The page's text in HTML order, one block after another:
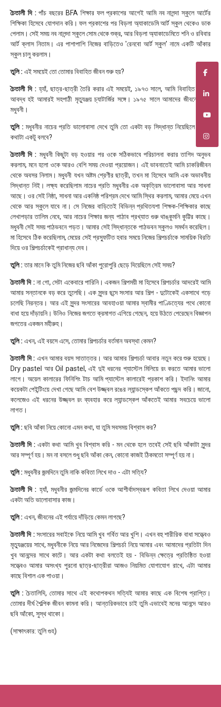
চৈতালী দি : পাঁচ বছরের BFA শিক্ষার ফল প্রকাশের আগেই আমি নব নালন্দা স্কুলে আর্টের
শিক্ষিকা হিসেবে যোগদান করি। ফল প্রকাশের পর বিড়লা অ্যাকাডেমি আর্ট স্কুল থেকেও ডাক
পেলাম। সেই সময় নব নালন্দা স্কুলে সোম থেকে শুক্র, আর বিড়লা অ্যাকাডেমিতে শনি ও রবিবার
আর্ট ক্লাস নিতাম। এর পাশাপাশি নিজের বাড়িতেও 'রেনবো আর্ট স্কুল' নামে একটি আঁকার
স্কুল চালু করলাম।
তুলি : এই সময়েই তো তোমার বিবাহিত জীবন শুরু হয়?
চৈতালী দি : হ্যাঁ, ছাত্র-ছাত্রী তৈরি করার এই সময়েই, ১৯৭৩ সালে, আমি বিবাহিত জীবনে
আবদ্ধ হই আমারই সহপাঠী মৃত্যুঞ্জয় চ্যাটার্জির সঙ্গে। ১৯৭৫ সালে আমাদের জীবনে আসে
মধুবনী।
তুলি : মধুবনীর নাচের প্রতি ভালোবাসা দেখে তুমি তো একটা বড় সিদ্ধান্ত নিয়েছিলে। সেই
কথাটা একটু বলবে?
চৈতালী দি : মধুবনী কিছুটা বড় হওয়ার পর ওকে সঠিকভাবে পরিচালনা করার তাগিদ অনুভব
করলাম, মনে হলো ওকে আরও বেশি সময় দেওয়া প্রয়োজন। এই ভাবনাতেই আমি চাকরিজীবন
থেকে অবসর নিলাম। মধুবনী যখন অষ্টম শ্রেণীর ছাত্রী, তখন মা হিসেবে আমি এক অভাবনীয়
সিদ্ধান্ত নিই। লক্ষ্য করেছিলাম নাচের প্রতি মধুবনীর এক অকৃত্রিম ভালোবাসা আর সাধনা
আছে। ওর সেই নিষ্ঠা, সাধনা আর একনিষ্ঠ পরিশ্রম দেখে আমি স্থির করলাম, আমার মেয়ে এখন
থেকে আর স্কুলে যাবে না। সে নিজের বাড়িতেই বিভিন্ন প্রথিতযশা শিক্ষক-শিক্ষিকার কাছে
লেখাপড়ার তালিম নেবে, আর নাচের শিক্ষার জন্য পাঠাব প্রখ্যাত গুরু থাঙ্কুমনি কুট্টির কাছে।
মধুবনী সেই সময় পাঠভবনে পড়ত। আমার সেই সিদ্ধান্তকে পাঠভবন স্কুলও সমর্থন করেছিল।
মা হিসেবে ঠিক করেছিলাম, মেয়ের সেই প্রস্ফুটিত হবার সময়ে নিজের শিল্পচর্চাকে সাময়িক বিরতি
দিয়ে ওর শিল্পচর্চাকেই প্রাধান্য দেব।
তুলি :তার মানে কি তুমি নিজের ছবি আঁকা পুরোপুরি ছেড়ে দিয়েছিলে সেই সময়?
চৈতালী দি : না গো, সেটা একেবারে পারিনি। একজন শিল্পময়ী মা হিসেবে শিল্পচর্চার আদরেই আমি
আমার সন্তানকে বড় করে তুলেছি। এক সুন্দর ছন্দে সংসার আর শিল্প - দুটোকেই একসাথে গড়ে
চলেছি নিরন্তর। আর এই সুন্দর সংসারের আবহাওয়া আমার স্বামীর পাণ্ডিত্যের পথে কোনো
বাধা হয়ে দাঁড়ায়নি। উনিও নিজের জগতে ক্রমাগত এগিয়ে গেছেন, হয়ে উঠতে পেরেছেন বিজ্ঞাপন
জগতের একজন মহীরুহ।
তুলি : এখন, এই বয়সে এসে, তোমার শিল্পচর্চার বর্তমান অবস্থা কেমন?
চৈতালী দি : এখন আমার বয়স সাতাত্তর। আর আমার শিল্পচর্চা আবার নতুন করে শুরু হয়েছে।
Dry pastel আর Oil pastel, এই দুই ধরনের প্যাস্টেল মিলিয়ে রং করতে আমার ভালো
লাগে। অয়েল কালারের ফিনিশিং টাচ আমি প্যাস্টেল কালারেই প্রকাশ করি। ইদানিং আমার
কয়েকটা পেইন্টিংয়ে দেখা গেছে আমি বেশ উজ্জ্বল রঙের ল্যান্ডস্কেপ আঁকতে পছন্দ করি। জানো,
কলেজেও এই ধরনের উজ্জ্বল রং ব্যবহার করে ল্যান্ডস্কেপ আঁকতেই আমার সবচেয়ে ভালো
লাগত।
তুলি : ছবি আঁকা নিয়ে কোনো এমন কথা, যা তুমি সবসময় বিশ্বাস কর?
চৈতালী দি : একটা কথা আমি খুব বিশ্বাস করি - মন থেকে হলে তবেই সেই ছবি আঁকাটা সুন্দর
আর সম্পূর্ণ হয়। মন না বসলে শুধু ছবি আঁকা কেন, কোনো কাজই ঠিকমতো সম্পূর্ণ হয় না।
তুলি : মধুবনীর জন্মদিনে তুমি নাকি কবিতা লিখে দাও - এটা সত্যি?
চৈতালী দি : হ্যাঁ, মধুবনীর জন্মদিনের কার্ডে ওকে আশীর্বাদস্বরূপ কবিতা লিখে দেওয়া আমার
একটা অতি ভালোবাসার কাজ।
তুলি : এখন, জীবনের এই পর্যায়ে দাঁড়িয়ে কেমন লাগছে?
চৈতালী দি : সংসারের সবাইকে নিয়ে আমি খুব গর্বিত আর খুশি। এখন বহু শারীরিক বাধা সত্ত্বেও
মৃত্যুঞ্জয়ের সাথে, মধুবনীকে নিয়ে আর নিজেদের শিল্পচর্চা নিয়ে আমার এবং আমাদের প্রতিটা দিন
খুব আনন্দের সাথে কাটে। আর একটা কথা বলতেই হয় - বিভিন্ন ক্ষেত্রে প্রতিষ্ঠিত হওয়া
সত্ত্বেও আমার অসংখ্য পুরনো ছাত্র-ছাত্রীরা আজও নিয়মিত যোগাযোগ রাখে, এটা আমার
কাছে বিশাল এক পাওয়া।
তুলি : চৈতালিদি, তোমার সাথে এই কথোপকথন সত্যিই আমার কাছে এক বিশেষ প্রাপ্তি।
তোমার দীর্ঘ শৈল্পিক জীবন কামনা করি। আন্তরিকভাবে চাই তুমি এভাবেই মনের আনন্দে আরও
ছবি আঁকো, সুস্থ থাকো।
(সাক্ষাৎকার: তুলি গুহ)